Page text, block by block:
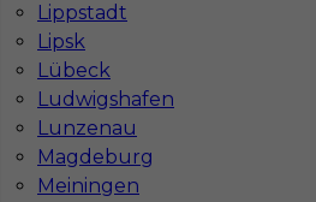
Lippstadt
Lipsk
Lübeck
Ludwigshafen
Lunzenau
Magdeburg
Meiningen
Mapa ofert pracy
Mapa kategorii